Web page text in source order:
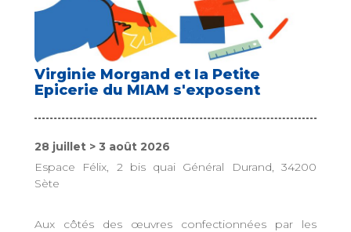
Virginie Morgand et la Petite
Epicerie du MIAM s'exposent
28 juillet > 3 août 2026
Espace Félix, 2 bis quai Général Durand, 34200
Sète
Aux côtés des œuvres confectionnées par les